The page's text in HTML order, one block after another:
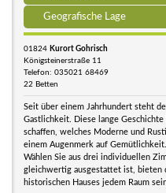
Geografische Lage
01824 Kurort Gohrisch
Königsteinerstraße 11
Telefon: 035021 68469
22 Betten
Seit über einem Jahrhundert steht
Gastlichkeit. Diese lange
schaffen, welches Moderne und
einem Augenmerk auf Gemütlichkeit.
Wählen Sie aus drei individuellen
gleichwertig ausgestattet ist, bieten
historischen Hauses jedem Raum